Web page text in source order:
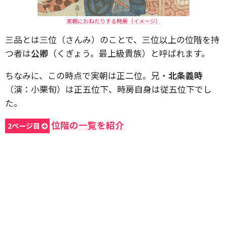
実朝におねだりする時房（イメージ）
三品とは三位（さんみ）のことで、三位以上の位階を持
つ者は公卿 （くぎょう。最上級貴族）と呼ばれます。
ちなみに、この時点で実朝は正二位。兄・ 北条義時
（演：小栗旬）は正五位下、時房自身は従五位下でし
た。
2ページ目 位階の一覧を紹介